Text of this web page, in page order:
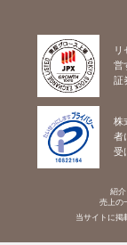
リ
営
証
株
者
受
紹介
売上の
当サイトに掲